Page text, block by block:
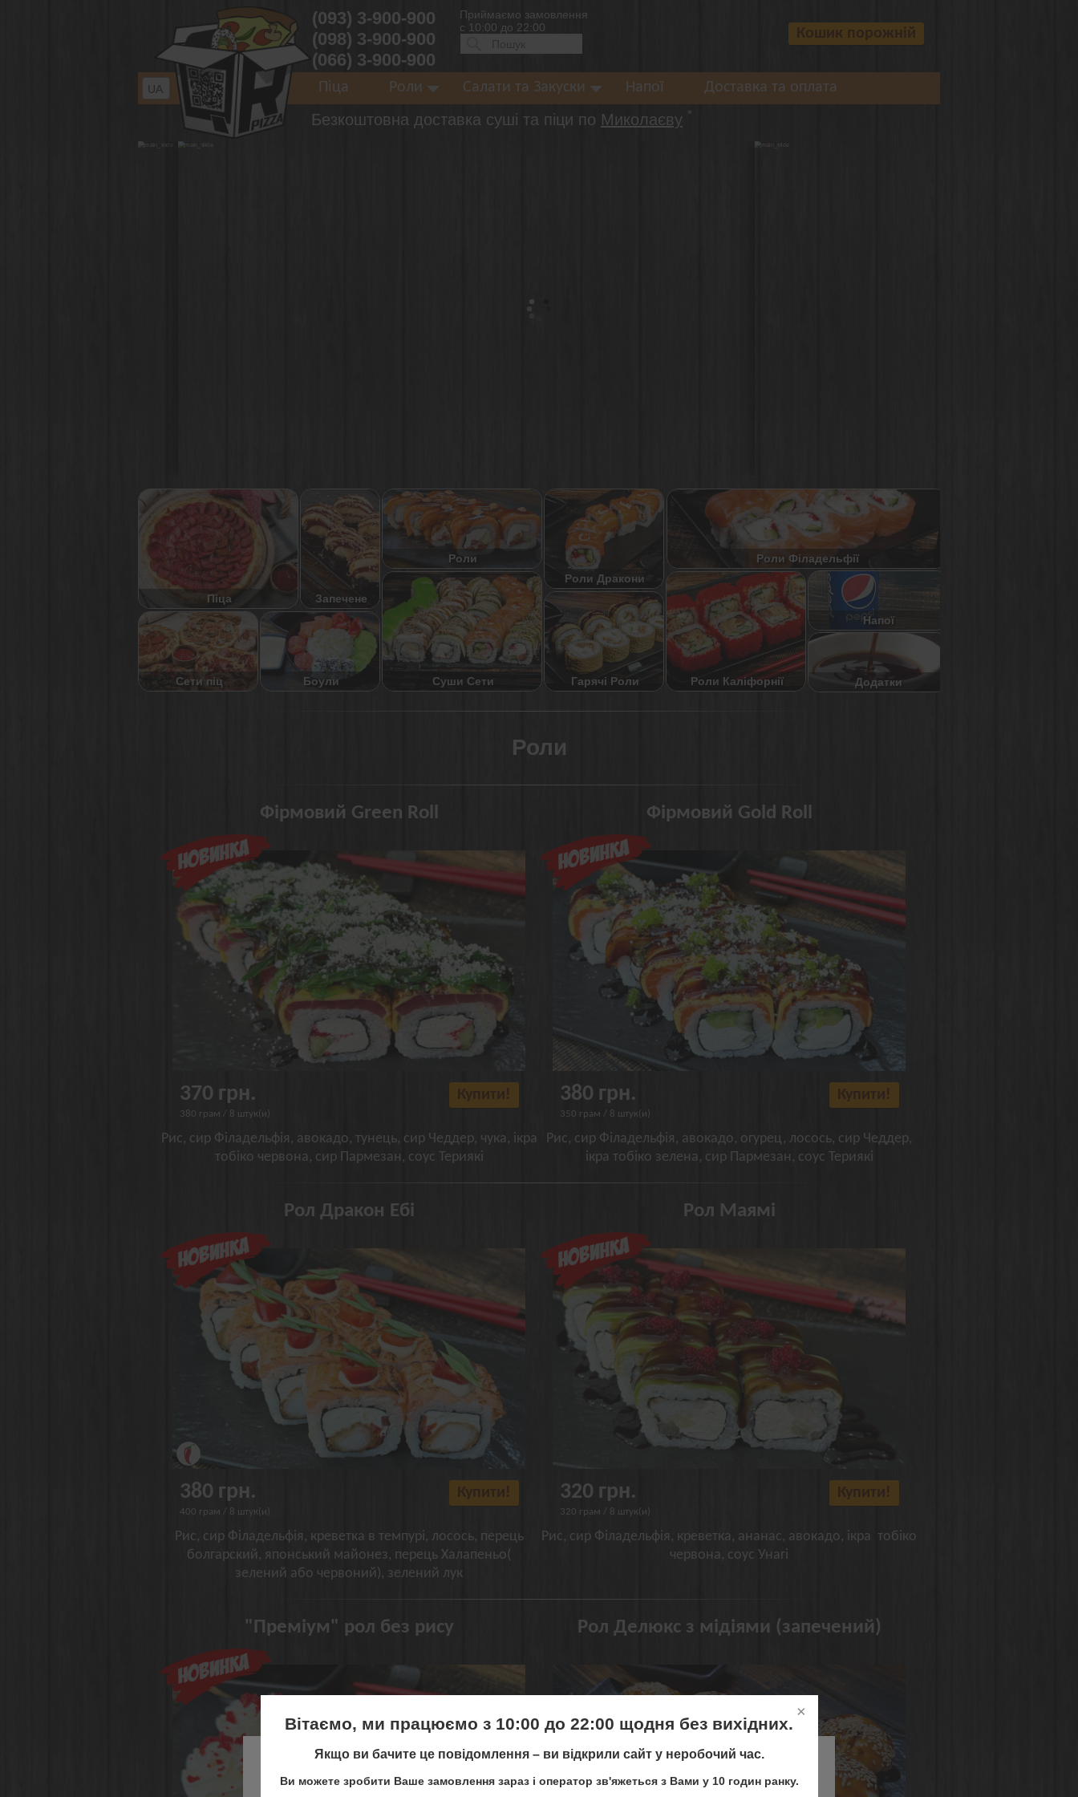
Вітаємо, ми працюємо з 10:00 до 22:00 щодня без вихідних.
Якщо ви бачите це повідомлення – ви відкрили сайт у неробочий час.
Ви можете зробити Ваше замовлення зараз і оператор зв'яжеться з Вами у 10 годин ранку.
На жаль, ми більше не працюємо в місті Одеса :(
(093) 3-900-900
(098) 3-900-900
(066) 3-900-900
Приймаємо замовлення
с 10:00 до 22:00
Піца Роли Салати та Закуски Напої Доставка та оплата
Безкоштовна доставка суші та піци по Миколаєву *
UA
Піца Запечене
Роли
Роли Дракони
Роли Філадельфії
Сети піц Боули Суши Сети Гарячі Роли Роли Каліфорнії
Напої
Додатки
Роли
Фірмовий Green Roll
370 грн.
380 грам / 8 штук(и)
Рис, сир Філадельфія, авокадо, тунець, сир Чеддер, чука, ікра
тобіко червона, сир Пармезан, соус Териякі
Фірмовий Gold Roll
380 грн.
350 грам / 8 штук(и)
Рис, сир Філадельфія, авокадо, огурец, лосось, сир Чеддер,
ікра тобіко зелена, сир Пармезан, соус Териякі
Рол Дракон Ебі
380 грн.
400 грам / 8 штук(и)
Рис, сир Філадельфія, креветка в темпурі, лосось, перець
болгарский, японський майонез, перець Халапеньо(
зелений або червоний), зелений лук
Рол Маямі
320 грн.
320 грам / 8 штук(и)
Рис, сир Філадельфія, креветка, ананас, авокадо, ікра тобіко
червона, соус Унагі
"Преміум" рол без рису Рол Делюкс з мідіями (запечений)